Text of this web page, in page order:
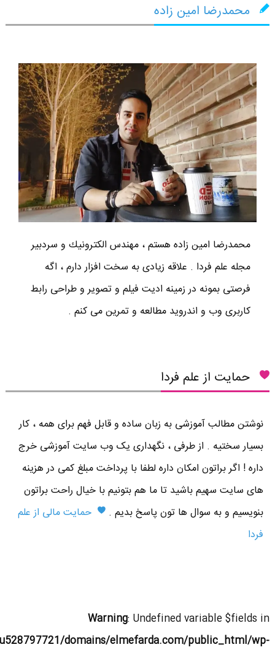
محمدرضا امین زاده
محمدرضا امين زاده هستم ، مهندس الكترونيك و سردبير
مجله علم فردا . علاقه زیادی به سخت افزار دارم ، اگه
فرصتی بمونه در زمینه ادیت فیلم و تصویر و طراحی رابط
کاربری وب و اندروید مطالعه و تمرین می کنم .
حمایت از علم فردا
نوشتن مطالب آموزشی به زبان ساده و قابل فهم برای همه ، کار
بسیار سختیه . از طرفی ، نگهداری یک وب سایت آموزشی خرج
داره ! اگر براتون امکان داره لطفا با پرداخت مبلغ کمی در هزینه
های سایت سهیم باشید تا ما هم بتونیم با خیال راحت براتون
بنویسیم و به سوال ها تون پاسخ بدیم .
حمایت مالی از علم
فردا
Warning: Undefined variable $fields in
domains/elmefarda.com/public_html/wp-